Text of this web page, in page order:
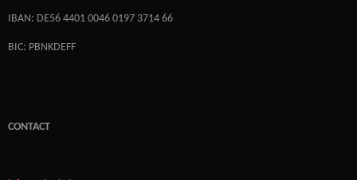
IBAN: DE56 4401 0046 0197 3714 66
BIC: PBNKDEFF
CONTACT